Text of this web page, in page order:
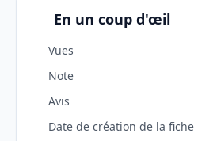
En un coup d'œil
Vues
Note
Avis
Date de création de la fiche